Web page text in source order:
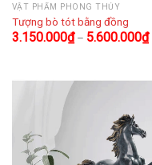
VẬT PHẨM PHONG THỦY
Tượng bò tót bằng đồng
3.150.000₫– 5.600.000₫